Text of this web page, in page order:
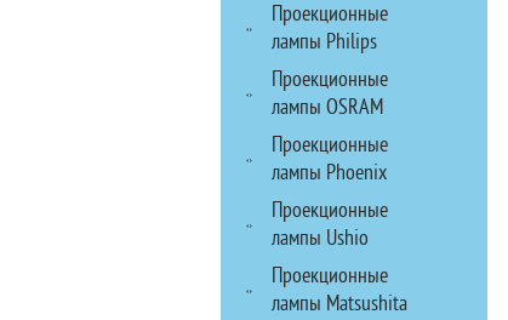
Проекционные
лампы Philips
Проекционные
лампы OSRAM
Проекционные
лампы Phoenix
Проекционные
лампы Ushio
Проекционные
лампы Matsushita